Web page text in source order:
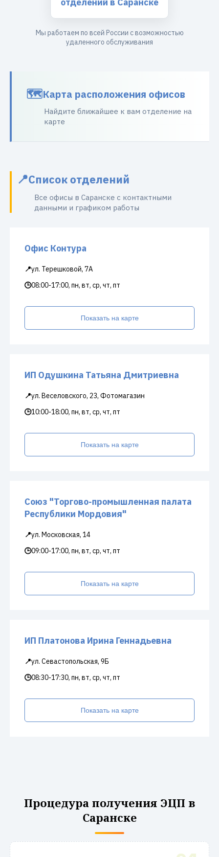
Мы работаем по всей России с возможностью
удаленного обслуживания
Карта расположения офисов
Найдите ближайшее к вам отделение на
карте
Список отделений
Все офисы в Саранске с контактными
данными и графиком работы
Офис Контура
📍ул. Терешковой, 7А
🕒08:00-17:00, пн, вт, ср, чт, пт
Показать на карте
ИП Одушкина Татьяна Дмитриевна
📍ул. Веселовского, 23, Фотомагазин
🕒10:00-18:00, пн, вт, ср, чт, пт
Показать на карте
Союз "Торгово-промышленная палата
Республики Мордовия"
📍ул. Московская, 14
🕒09:00-17:00, пн, вт, ср, чт, пт
Показать на карте
ИП Платонова Ирина Геннадьевна
📍ул. Севастопольская, 9Б
🕒08:30-17:30, пн, вт, ср, чт, пт
Показать на карте
Процедура получения ЭЦП в
Саранске